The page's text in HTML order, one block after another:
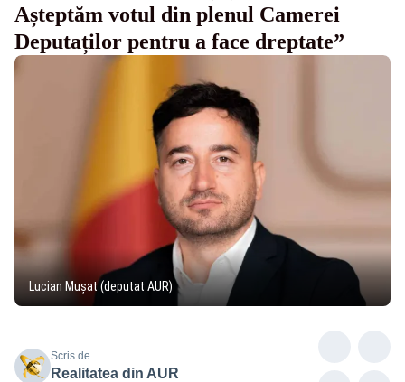
Așteptăm votul din plenul Camerei
Deputaților pentru a face dreptate”
Lucian Mușat (deputat AUR)
Scris de
Realitatea din AUR